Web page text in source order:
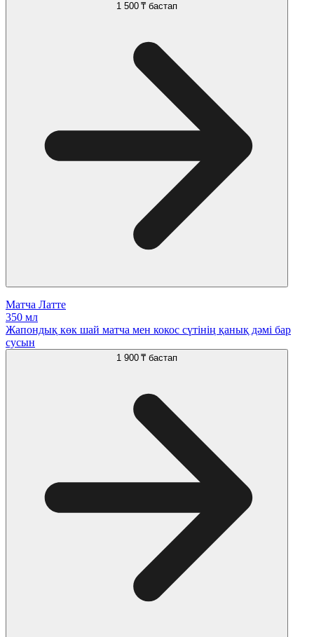
1 500 ₸ бастап
Матча Латте
350 мл
Жапондық көк шай матча мен кокос сүтінің қанық дәмі бар
сусын
1 900 ₸ бастап